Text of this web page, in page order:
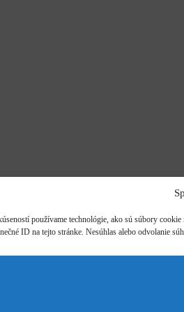
používame technológie, ako sú súbory
ID na tejto stránke. Nesúhlas alebo odvolanie